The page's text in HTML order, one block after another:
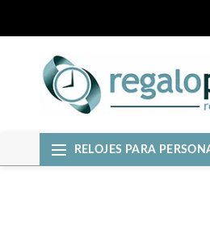
RELOJES PARA